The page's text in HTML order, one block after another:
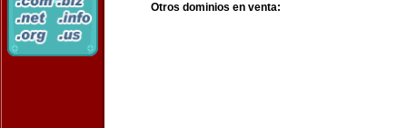
Otros dominios en venta: